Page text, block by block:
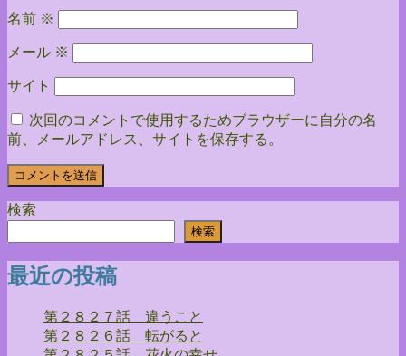
名前 ※
メール ※
サイト
次回のコメントで使用するためブラウザーに自分の名
前、メールアドレス、サイトを保存する。
検索
検索
最近の投稿
第２８２７話 違うこと
第２８２６話 転がると